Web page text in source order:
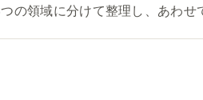
の領域に分けて整理し、あわせ